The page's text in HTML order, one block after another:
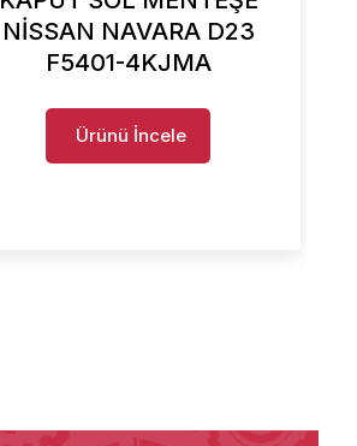
NİSSAN NAVARA D23
F5401-4KJMA
Ürünü İncele